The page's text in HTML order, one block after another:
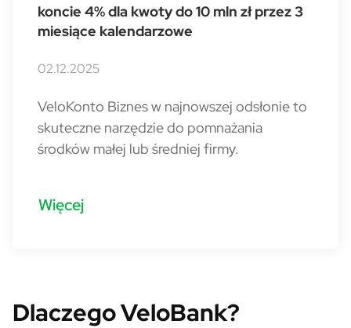
koncie 4% dla kwoty do 10 mln zł przez 3
miesiące kalendarzowe
02.12.2025
VeloKonto Biznes w najnowszej odsłonie to
skuteczne narzędzie do pomnażania
środków małej lub średniej firmy.
Więcej
Dlaczego VeloBank?